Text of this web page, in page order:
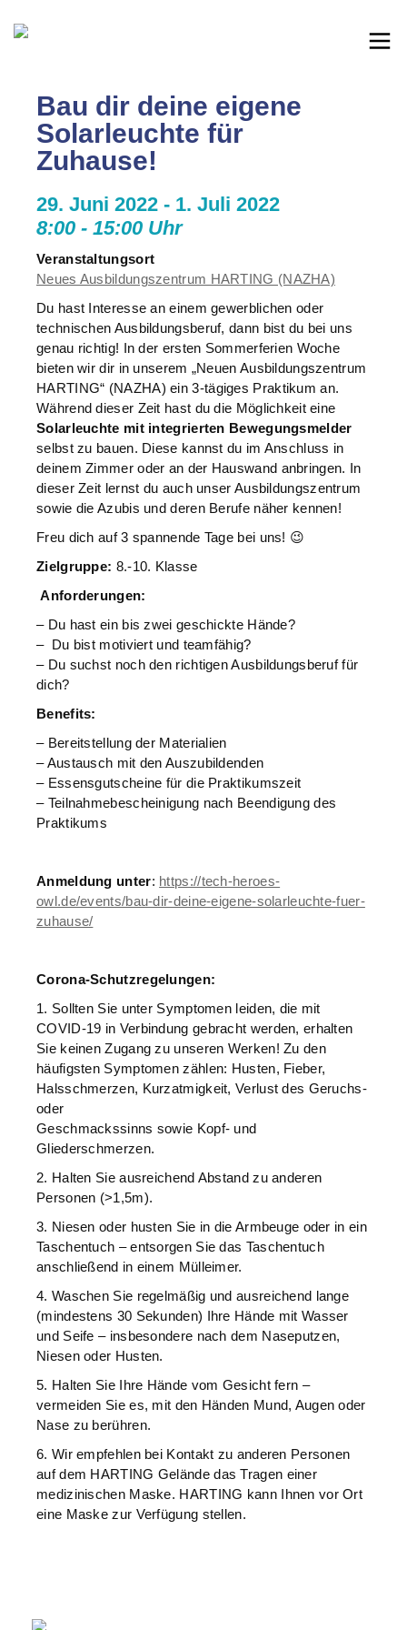
Bau dir deine eigene
Solarleuchte für
Zuhause!
29. Juni 2022 - 1. Juli 2022
8:00 - 15:00 Uhr
Veranstaltungsort
Neues Ausbildungszentrum HARTING (NAZHA)
Du hast Interesse an einem gewerblichen oder
technischen Ausbildungsberuf, dann bist du bei uns
genau richtig! In der ersten Sommerferien Woche
bieten wir dir in unserem „Neuen Ausbildungszentrum
HARTING“ (NAZHA) ein 3-tägiges Praktikum an.
Während dieser Zeit hast du die Möglichkeit eine
Solarleuchte mit integrierten Bewegungsmelder
selbst zu bauen. Diese kannst du im Anschluss in
deinem Zimmer oder an der Hauswand anbringen. In
dieser Zeit lernst du auch unser Ausbildungszentrum
sowie die Azubis und deren Berufe näher kennen!
Freu dich auf 3 spannende Tage bei uns! 😉
Zielgruppe: 8.-10. Klasse
Anforderungen:
– Du hast ein bis zwei geschickte Hände?
– Du bist motiviert und teamfähig?
– Du suchst noch den richtigen Ausbildungsberuf für
dich?
Benefits:
– Bereitstellung der Materialien
– Austausch mit den Auszubildenden
– Essensgutscheine für die Praktikumszeit
– Teilnahmebescheinigung nach Beendigung des
Praktikums
Anmeldung unter: https://tech-heroes-
owl.de/events/bau-dir-deine-eigene-solarleuchte-fuer-
zuhause/
Corona-Schutzregelungen:
1. Sollten Sie unter Symptomen leiden, die mit
COVID-19 in Verbindung gebracht werden, erhalten
Sie keinen Zugang zu unseren Werken! Zu den
häufigsten Symptomen zählen: Husten, Fieber,
Halsschmerzen, Kurzatmigkeit, Verlust des Geruchs-
oder
Geschmackssinns sowie Kopf- und
Gliederschmerzen.
2. Halten Sie ausreichend Abstand zu anderen
Personen (>1,5m).
3. Niesen oder husten Sie in die Armbeuge oder in ein
Taschentuch – entsorgen Sie das Taschentuch
anschließend in einem Mülleimer.
4. Waschen Sie regelmäßig und ausreichend lange
(mindestens 30 Sekunden) Ihre Hände mit Wasser
und Seife – insbesondere nach dem Naseputzen,
Niesen oder Husten.
5. Halten Sie Ihre Hände vom Gesicht fern –
vermeiden Sie es, mit den Händen Mund, Augen oder
Nase zu berühren.
6. Wir empfehlen bei Kontakt zu anderen Personen
auf dem HARTING Gelände das Tragen einer
medizinischen Maske. HARTING kann Ihnen vor Ort
eine Maske zur Verfügung stellen.